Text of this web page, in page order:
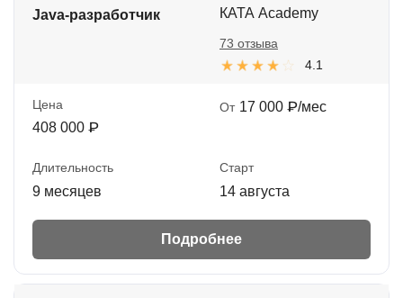
Java-разработчик КАТА Academy
4.1
73 отзыва
Цена
408 000 ₽
От 17 000 ₽/мес
Длительность
9 месяцев
Старт
14 августа
Подробнее